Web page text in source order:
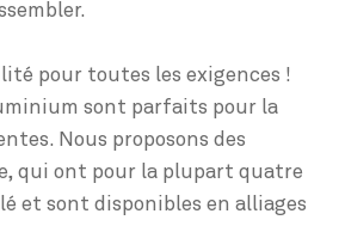
pour toutes les exigences !
sont parfaits pour la
Nous proposons des
qui ont pour la plupart quatre
et sont disponibles en alliages